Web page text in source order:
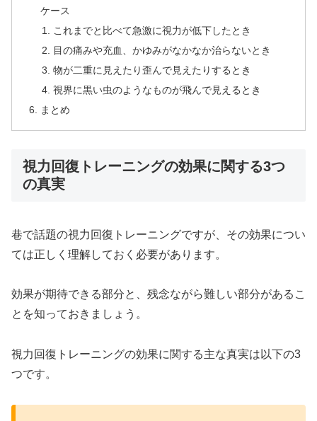
ケース
これまでと比べて急激に視力が低下したとき
目の痛みや充血、かゆみがなかなか治らないとき
物が二重に見えたり歪んで見えたりするとき
視界に黒い虫のようなものが飛んで見えるとき
まとめ
視力回復トレーニングの効果に関する3つ
の真実
巷で話題の視力回復トレーニングですが、その効果につい
ては正しく理解しておく必要があります。
効果が期待できる部分と、残念ながら難しい部分があるこ
とを知っておきましょう。
視力回復トレーニングの効果に関する主な真実は以下の3
つです。